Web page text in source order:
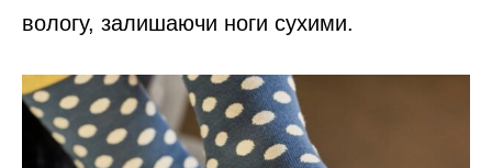
вологу, залишаючи ноги сухими.